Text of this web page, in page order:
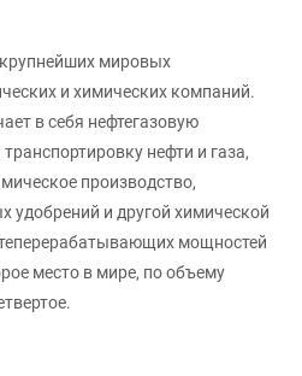
крупнейших мировых
и химических компаний.
в себя нефтегазовую
нефти и газа,
производство,
удобрений и другой химической
мощностей
место в мире, по объему